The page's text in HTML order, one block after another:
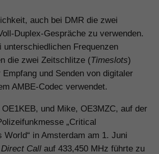
auch bei DMR die zwei
Duplex-Gespräche zu verwenden.
unterschiedlichen Frequenzen
die zwei Zeitschlitze (Timeslots)
und Senden von digitaler
AMBE-Codec verwendet.
und Mike, OE3MZC, auf der
„Critical
World“ in Amsterdam am 1. Juni
Direct Call auf 433,450 MHz führte zu